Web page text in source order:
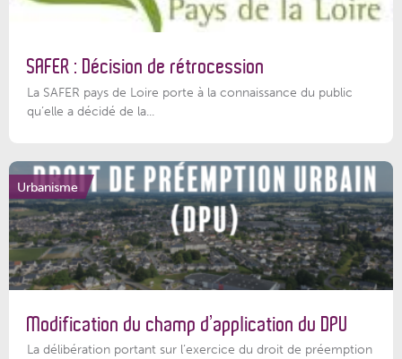
SAFER : Décision de rétrocession
La SAFER pays de Loire porte à la connaissance du public
qu’elle a décidé de la...
Urbanisme
Modification du champ d’application du DPU
La délibération portant sur l’exercice du droit de préemption